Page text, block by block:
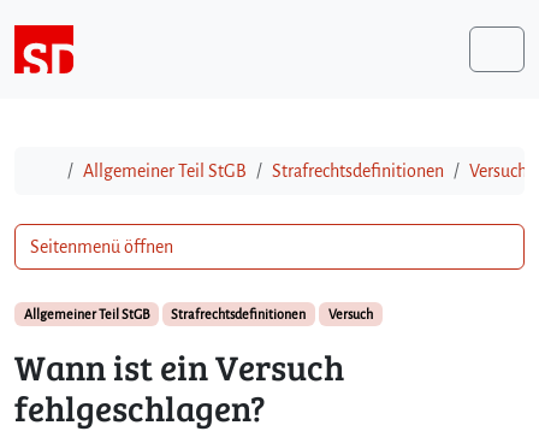
StartAllgemeiner Teil StGB Strafrechtsdefinitionen Versuch
Allgemeiner Teil StGB Strafrechtsdefinitionen Versuch
Wann ist ein Versuch
fehlgeschlagen?
Seitenmenü öffnen